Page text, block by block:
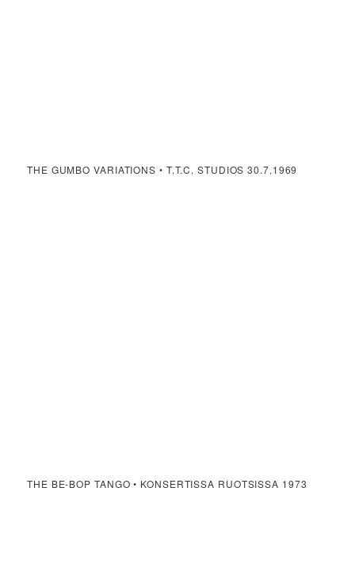
THE GUMBO VARIATIONS • T.T.C. STUDIOS 30.7.1969
THE BE-BOP TANGO • KONSERTISSA RUOTSISSA 1973